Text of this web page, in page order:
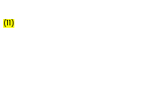
(11)